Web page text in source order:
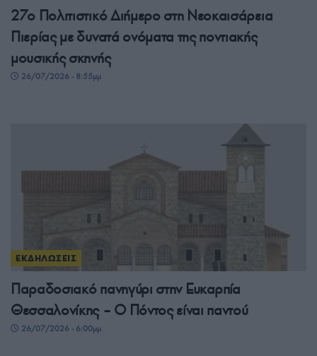
27ο Πολιτιστικό Διήμερο στη Νεοκαισάρεια
Πιερίας με δυνατά ονόματα της ποντιακής
μουσικής σκηνής
26/07/2026 - 8:55μμ
ΕΚΔΗΛΩΣΕΙΣ
Παραδοσιακό πανηγύρι στην Ευκαρπία
Θεσσαλονίκης – Ο Πόντος είναι παντού
26/07/2026 - 6:00μμ